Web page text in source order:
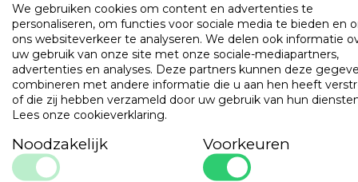
OMSCHRIJVING UITVOERINGEN
Mooie kwaliteit molton stretch kussenbeschermer met
contour. Door de elasticiteit van het doek perfect passend
het ZEN en het ZEN SUPPORT hoofdkussen. Beschermt
kussen tegen vocht en vuil.
Populaire producten
We gebruiken cookies om content en advertenties te
personaliseren, om functies voor sociale media te bieden en
ons websiteverkeer te analyseren. We delen ook informatie
uw gebruik van onze site met onze sociale-mediapartners,
advertenties en analyses. Deze partners kunnen deze
combineren met andere informatie die u aan hen heeft
of die zij hebben verzameld door uw gebruik van hun
Lees onze cookieverklaring.
Noodzakelijk Voorkeuren